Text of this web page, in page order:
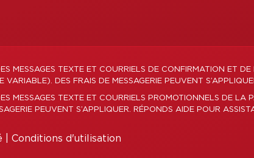
MESSAGES TEXTE ET COURRIELS DE CONFIRMATION ET
DES FRAIS DE MESSAGERIE PEUVENT
MESSAGES TEXTE ET COURRIELS PROMOTIONNELS DE
PEUVENT S’APPLIQUER. RÉPONDS AIDE POUR
Conditions d'utilisation